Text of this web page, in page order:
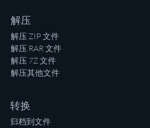
解压
解压 ZIP 文件
解压 RAR 文件
解压 7Z 文件
解压其他文件
转换
归档到文件